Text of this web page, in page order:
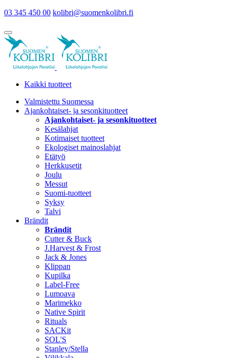
03 345 450 00 kolibri@suomenkolibri.fi
Kaikki tuotteet
Valmistettu Suomessa
Ajankohtaiset- ja sesonkituotteet
Ajankohtaiset- ja sesonkituotteet
Kesälahjat
Kotimaiset tuotteet
Ekologiset mainoslahjat
Etätyö
Herkkusetit
Joulu
Messut
Suomi-tuotteet
Syksy
Talvi
Brändit
Brändit
Cutter & Buck
J.Harvest & Frost
Jack & Jones
Klippan
Kupilka
Label-Free
Lumoava
Marimekko
Native Spirit
Rituals
SACKit
SOL'S
Stanley/Stella